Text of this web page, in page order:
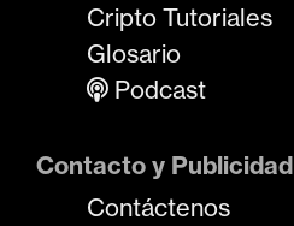
Cripto Tutoriales
Glosario
Podcast
Contacto y Publicidad
Contáctenos